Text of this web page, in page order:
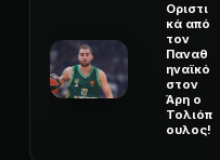
Οριστι
κά από
τον
Παναθ
ηναϊκό
στον
Άρη ο
Τολιόπ
ουλος!